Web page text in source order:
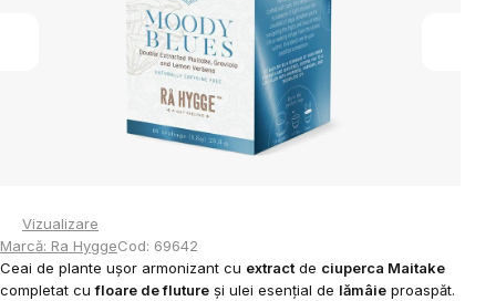
Vizualizare
Marcă: Ra HyggeCod: 69642
Ceai de plante ușor armonizant cu extract de ciuperca Maitake
completat cufloare de fluture și ulei esențial de lămâie proaspăt.